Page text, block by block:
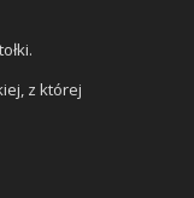
z której